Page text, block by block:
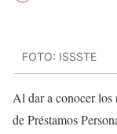
FOTO: ISSSTE
Al dar a conocer los
de Préstamos